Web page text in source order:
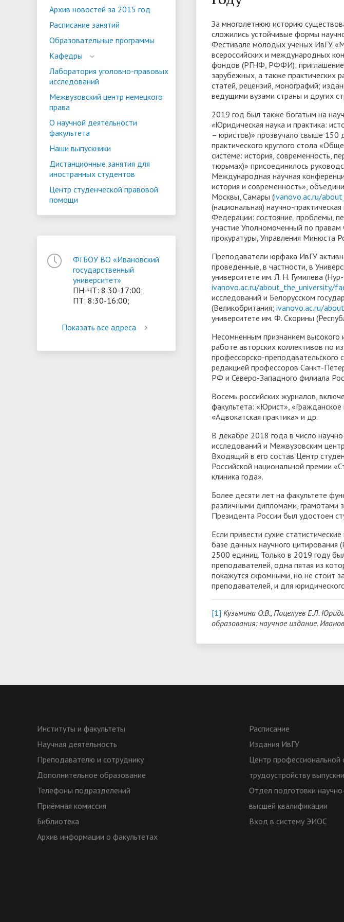
• Конкурсы на замещение
должностей
• Брендбук
• Координационный центр ИвГУ
• Вход в корпоративную почту
• Олимпиада "Большие надежды
малых городов"
ориентации и содействия
трудоустройству выпускников
«Карьера»
• Дистанционные занятия для
иностранных студентов
• Платные образовательные услуги
• Стипендии и меры поддержки
обучающихся
• Платные образовательные услуги
• Абитуриенту
• Международное сотрудничество
• Организация питания в
образовательной организации
Архив новостей за 2015 год
Расписание занятий
Образовательные программы
Кафедры
Лаборатория уголовно-правовых
исследований
Межвузовский центр немецкого
права
О научной деятельности
факультета
Наши выпускники
Дистанционные занятия для
иностранных студентов
Центр студенческой правовой
помощи
ФГБОУ ВО «Ивановский
государственный
университет»
ПН-ЧТ: 8:30-17:00;
ПТ: 8:30-16:00;
Показать все адреса
За многолетнюю историю
сложились устойчивые формы
Фестивале молодых ученых ИвГУ
всероссийских и международных
фондов (РГНФ, РФФИ); приглашение
зарубежных, а также практических
статей, рецензий, монографий;
ведущими вузами страны и других
2019 год был также богатым на
«Юридическая наука и практика:
– юристов)» прозвучало свыше 150
практического круглого стола
системе: история, современность,
тюрьмах)» присоединилось
Международная научная
история и современность»,
Москвы, Самары (ivanovo.ac.ru/
(национальная) научно-
Федерации: состояние, проблемы,
участие Уполномоченный по правам
прокуратуры, Управления Минюста
Преподаватели юрфака ИвГУ
проведенные, в частности, в
университете им. Л. Н. Гумилева
ivanovo.ac.ru/about_the_university/
исследований и Белорусском
(Великобритания; ivanovo.ac.ru/
университете им. Ф. Скорины
Несомненным признанием высокого
работе авторских коллективов по
профессорско-
редакцией профессоров Санкт-
РФ и Северо-Западного филиала
Восемь российских журналов,
факультета: «Юрист», «Гражданское
«Адвокатская практика» и др.
В декабре 2018 года в число
исследований и Межвузовским
Входящий в его состав Центр
Российской национальной премии
клиника года».
Более десяти лет на факультете
различными дипломами, грамотами
Президента России был удостоен
Если привести сухие
базе данных научного
2500 единиц. Только в 2019 году
преподавателей, одна пятая из
покажутся скромными, но не стоит
преподавателей, и для
[1] Кузьмина О.В., Поцелуев Е.Л.
образования: научное издание.
Институты и факультеты
Научная деятельность
Преподавателю и сотруднику
Дополнительное образование
Телефоны подразделений
Приёмная комиссия
Библиотека
Архив информации о факультетах
Расписание
Издания ИвГУ
Центр профессиональной
трудоустройству
Отдел подготовки
высшей квалификации
Вход в систему ЭИОС